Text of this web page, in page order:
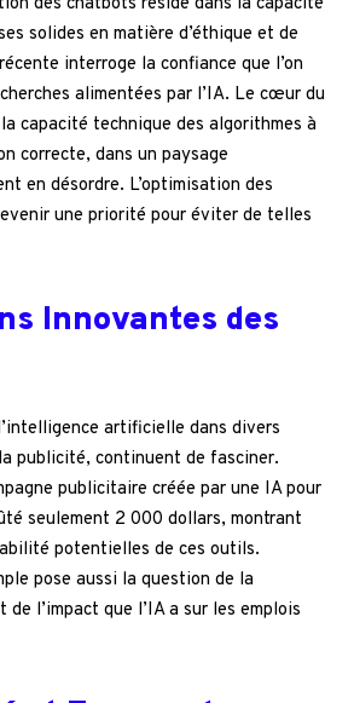
solides en matière d’éthique et de
interroge la confiance que l’on
alimentées par l’IA. Le cœur du
capacité technique des algorithmes à
correcte, dans un paysage
en désordre. L’optimisation des
une priorité pour éviter de telles
Innovantes des
artificielle dans divers
publicité, continuent de fasciner.
publicitaire créée par une IA pour
seulement 2 000 dollars, montrant
potentielles de ces outils.
pose aussi la question de la
l’impact que l’IA a sur les emplois